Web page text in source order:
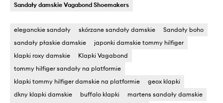
Sandały damskie Vagabond Shoemakers
eleganckie sandały skórzane sandały damskie
Sandały boho
sandały płaskie damskie
japonki damskie tommy hilfiger
klapki roxy damskie
Klapki Vagabond
tommy hilfiger sandały na platformie
klapki tommy hilfiger damskie na platformie
geox klapki
dkny klapki damskie
buffalo klapki
martens sandały damskie